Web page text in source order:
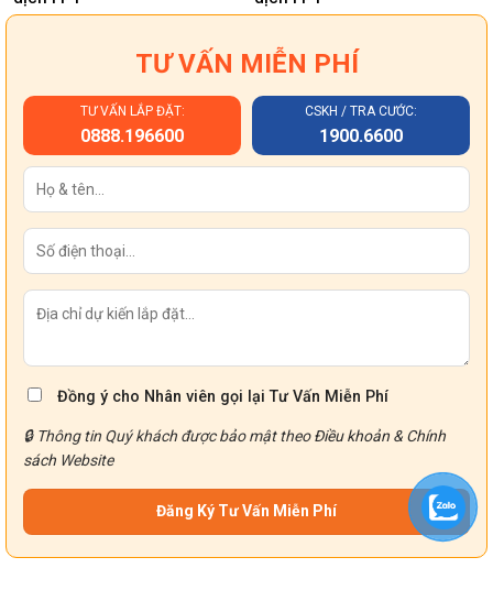
TƯ VẤN MIỄN PHÍ
TƯ VẤN LẮP ĐẶT:
0888.196600
CSKH / TRA CƯỚC:
1900.6600
Đồng ý cho Nhân viên gọi lại Tư Vấn Miễn Phí
🔒 Thông tin Quý khách được bảo mật theoĐiều khoản & Chính
sách Website